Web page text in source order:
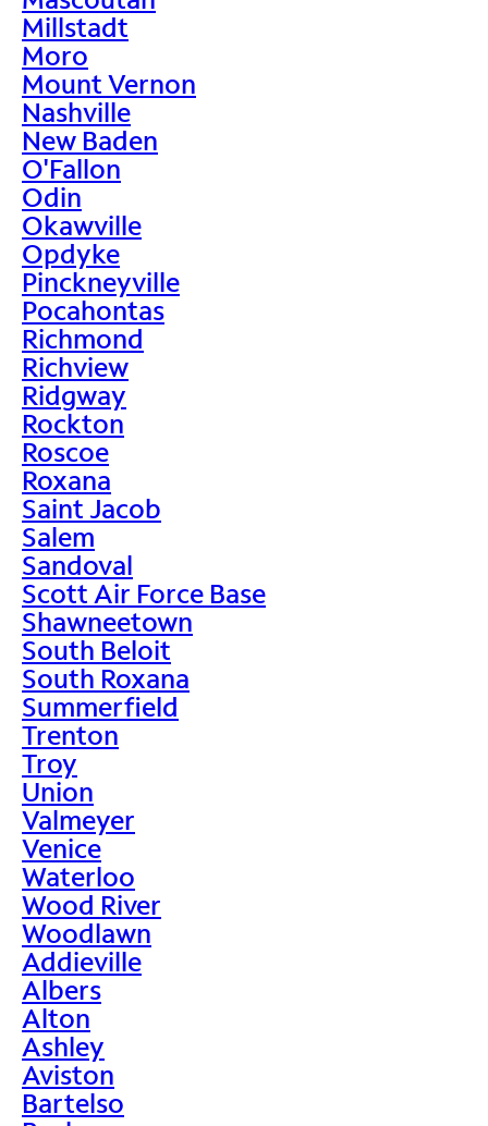
Millstadt
Moro
Mount Vernon
Nashville
New Baden
O'Fallon
Odin
Okawville
Opdyke
Pinckneyville
Pocahontas
Richmond
Richview
Ridgway
Rockton
Roscoe
Roxana
Saint Jacob
Salem
Sandoval
Scott Air Force Base
Shawneetown
South Beloit
South Roxana
Summerfield
Trenton
Troy
Union
Valmeyer
Venice
Waterloo
Wood River
Woodlawn
Addieville
Albers
Alton
Ashley
Aviston
Bartelso